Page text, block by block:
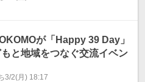
が「Happy 39 Day」
と地域をつなぐ交流イベン
3/2(月) 18:17